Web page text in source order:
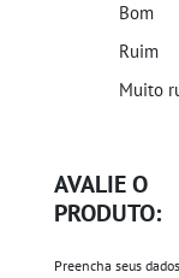
AVALIE O
PRODUTO:
Preencha seus
Bom
Ruim
Muito